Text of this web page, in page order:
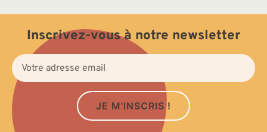
Inscrivez-vous à notre newsletter
JE M'INSCRIS !